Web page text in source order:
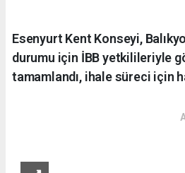
Esenyurt Kent Konseyi,
durumu için İBB yetkilileriyle
tamamlandı, ihale süreci için